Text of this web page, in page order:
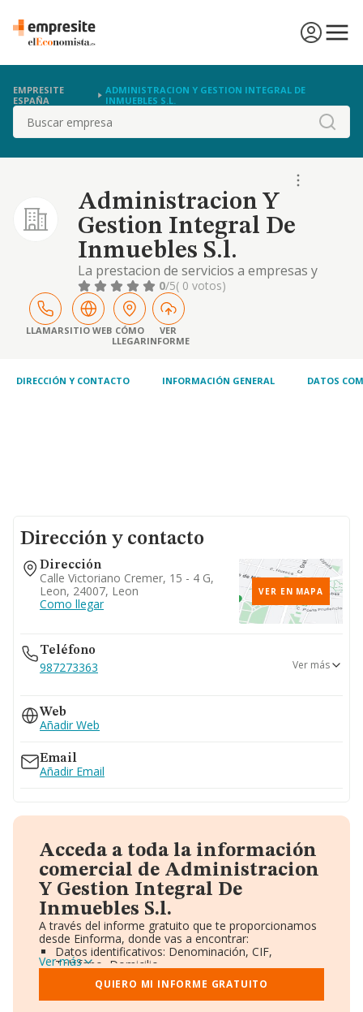
EMPRESITE
ESPAÑA
ADMINISTRACION Y GESTION INTEGRAL DE
INMUEBLES S.L.
Buscar
Administracion Y
Gestion Integral De
Inmuebles S.l.
La prestacion de servicios a empresas y
particulares de contabilidad, teneduria de
libros, material fiscal, economica y financiera
y de otros servicios de asesoria fiscal,
laboral, juridica y contable. la organizacion, p
0/5( 0 votos)
LLAMARSITIO WEB CÓMO
LLEGAR
VER
INFORME
DIRECCIÓN Y CONTACTO INFORMACIÓN GENERAL DATOS
Dirección y contacto
Dirección
Calle Victoriano Cremer, 15 - 4 G,
Leon, 24007, Leon
Como llegar
VER EN MAPA
Teléfono
987273363
987273637
Ver más
Web
Añadir Web
Email
Añadir Email
Acceda a toda la información
comercial de Administracion
Y Gestion Integral De
Inmuebles S.l.
A través del informe gratuito que te proporcionamos
desde Einforma, donde vas a encontrar:
Datos identificativos: Denominación, CIF,
Teléfono, Domicilio.
Informe Mercantil Completo (BORME).
Gráficos de Evolución Ventas y Empleados.
Consejo de Administración y Administradores.
Ver más
QUIERO MI INFORME GRATUITO